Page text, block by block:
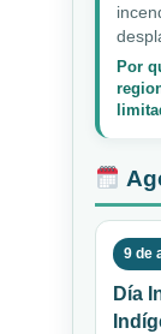
Por
9 de
Día